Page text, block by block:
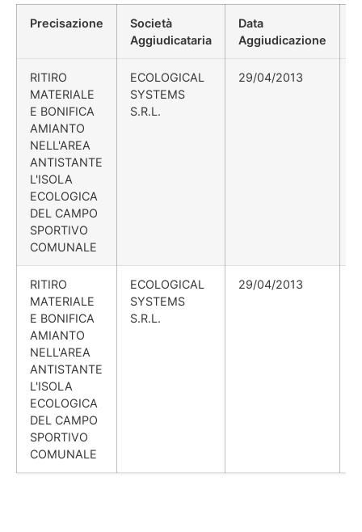
Precisazione
Società
Aggiudicataria
Data
Aggiudicazione
RITIRO
MATERIALE
E BONIFICA
AMIANTO
NELL'AREA
ANTISTANTE
L'ISOLA
ECOLOGICA
DEL CAMPO
SPORTIVO
COMUNALE
ECOLOGICAL
SYSTEMS
S.R.L.
29/04/2013
RITIRO
MATERIALE
E BONIFICA
AMIANTO
NELL'AREA
ANTISTANTE
L'ISOLA
ECOLOGICA
DEL CAMPO
SPORTIVO
COMUNALE
ECOLOGICAL
SYSTEMS
S.R.L.
29/04/2013